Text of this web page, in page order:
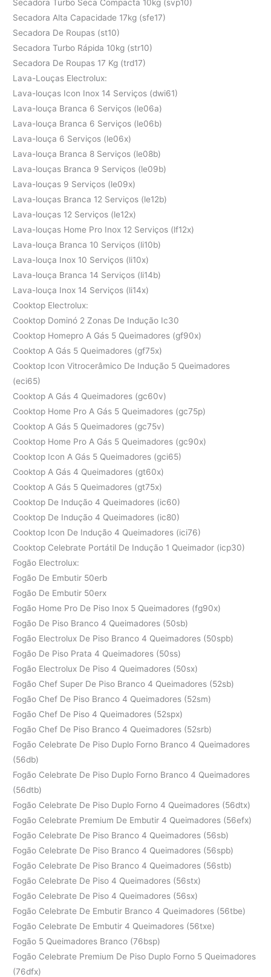
Secadora Turbo Seca Compacta 10kg (svp10)
Secadora Alta Capacidade 17kg (sfe17)
Secadora De Roupas (st10)
Secadora Turbo Rápida 10kg (str10)
Secadora De Roupas 17 Kg (trd17)
Lava-Louças Electrolux:
Lava-louças Icon Inox 14 Serviços (dwi61)
Lava-louça Branca 6 Serviços (le06a)
Lava-louça Branca 6 Serviços (le06b)
Lava-louça 6 Serviços (le06x)
Lava-louça Branca 8 Serviços (le08b)
Lava-louças Branca 9 Serviços (le09b)
Lava-louças 9 Serviços (le09x)
Lava-louças Branca 12 Serviços (le12b)
Lava-louças 12 Serviços (le12x)
Lava-louças Home Pro Inox 12 Serviços (lf12x)
Lava-louça Branca 10 Serviços (li10b)
Lava-louça Inox 10 Serviços (li10x)
Lava-louça Branca 14 Serviços (li14b)
Lava-louça Inox 14 Serviços (li14x)
Cooktop Electrolux:
Cooktop Dominó 2 Zonas De Indução Ic30
Cooktop Homepro A Gás 5 Queimadores (gf90x)
Cooktop A Gás 5 Queimadores (gf75x)
Cooktop Icon Vitrocerâmico De Indução 5 Queimadores
(eci65)
Cooktop A Gás 4 Queimadores (gc60v)
Cooktop Home Pro A Gás 5 Queimadores (gc75p)
Cooktop A Gás 5 Queimadores (gc75v)
Cooktop Home Pro A Gás 5 Queimadores (gc90x)
Cooktop Icon A Gás 5 Queimadores (gci65)
Cooktop A Gás 4 Queimadores (gt60x)
Cooktop A Gás 5 Queimadores (gt75x)
Cooktop De Indução 4 Queimadores (ic60)
Cooktop De Indução 4 Queimadores (ic80)
Cooktop Icon De Indução 4 Queimadores (ici76)
Cooktop Celebrate Portátil De Indução 1 Queimador (icp30)
Fogão Electrolux:
Fogão De Embutir 50erb
Fogão De Embutir 50erx
Fogão Home Pro De Piso Inox 5 Queimadores (fg90x)
Fogão De Piso Branco 4 Queimadores (50sb)
Fogão Electrolux De Piso Branco 4 Queimadores (50spb)
Fogão De Piso Prata 4 Queimadores (50ss)
Fogão Electrolux De Piso 4 Queimadores (50sx)
Fogão Chef Super De Piso Branco 4 Queimadores (52sb)
Fogão Chef De Piso Branco 4 Queimadores (52sm)
Fogão Chef De Piso 4 Queimadores (52spx)
Fogão Chef De Piso Branco 4 Queimadores (52srb)
Fogão Celebrate De Piso Duplo Forno Branco 4 Queimadores
(56db)
Fogão Celebrate De Piso Duplo Forno Branco 4 Queimadores
(56dtb)
Fogão Celebrate De Piso Duplo Forno 4 Queimadores (56dtx)
Fogão Celebrate Premium De Embutir 4 Queimadores (56efx)
Fogão Celebrate De Piso Branco 4 Queimadores (56sb)
Fogão Celebrate De Piso Branco 4 Queimadores (56spb)
Fogão Celebrate De Piso Branco 4 Queimadores (56stb)
Fogão Celebrate De Piso 4 Queimadores (56stx)
Fogão Celebrate De Piso 4 Queimadores (56sx)
Fogão Celebrate De Embutir Branco 4 Queimadores (56tbe)
Fogão Celebrate De Embutir 4 Queimadores (56txe)
Fogão 5 Queimadores Branco (76bsp)
Fogão Celebrate Premium De Piso Duplo Forno 5 Queimadores
(76dfx)